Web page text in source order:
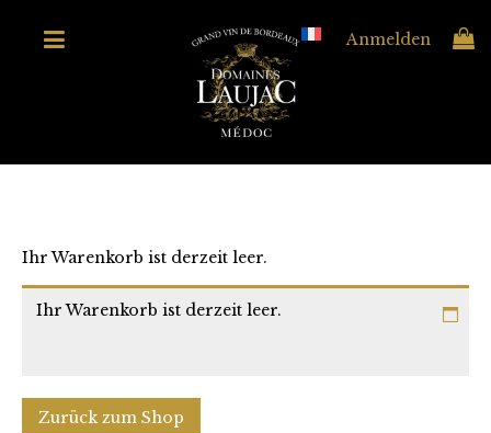
Anmelden
Ihr Warenkorb ist derzeit leer.
Ihr Warenkorb ist derzeit leer.
Zurück zum Shop